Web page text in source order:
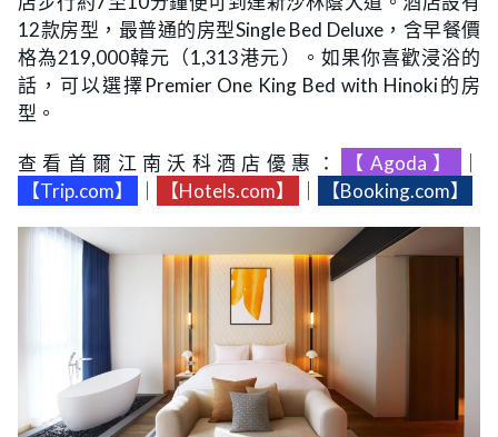
12款房型，最普通的房型Single Bed Deluxe，含早餐價
格為219,000韓元（1,313港元）。如果你喜歡浸浴的
話，可以選擇Premier One King Bed with Hinoki的房
型。
查看首爾江南沃科酒店優惠： 【Agoda】
【Trip.com】
【Hotels.com】 【Booking.com】